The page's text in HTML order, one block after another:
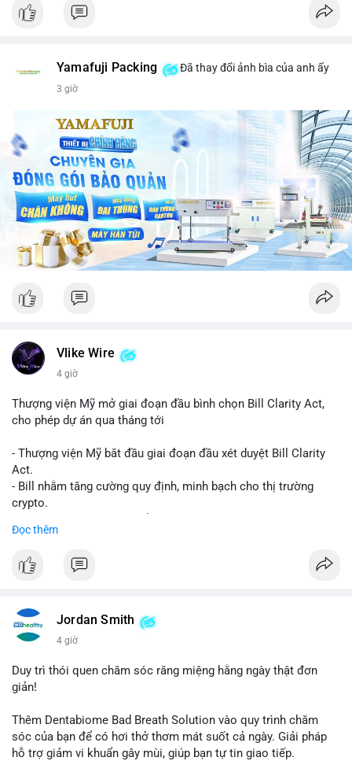
Yamafuji Packing Đã thay đổi ảnh bìa của anh ấy
3 giờ
Vlike Wire
4 giờ
Thượng viện Mỹ mở giai đoạn đầu bình chọn Bill Clarity Act,
cho phép dự án qua tháng tới
- Thượng viện Mỹ bắt đầu giai đoạn đầu xét duyệt Bill Clarity
Act.
- Bill nhằm tăng cường quy định, minh bạch cho thị trường
crypto.
- Bill có thể ảnh hưởng pháp lý, hoạt động của các đồng tiền kỹ
$btc $eth
#vlikevn #titanbot
Đọc thêm
Jordan Smith
4 giờ
Duy trì thói quen chăm sóc răng miệng hằng ngày thật đơn
giản!
Thêm Dentabiome Bad Breath Solution vào quy trình chăm
sóc của bạn để có hơi thở thơm mát suốt cả ngày. Giải pháp
hỗ trợ giảm vi khuẩn gây mùi, giúp bạn tự tin giao tiếp.